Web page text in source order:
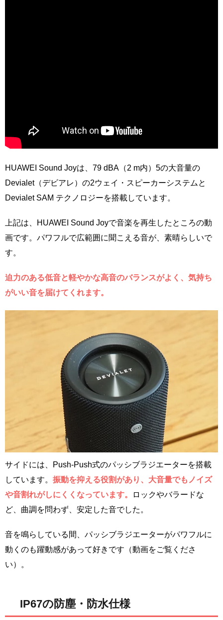
HUAWEI Sound Joyは、79 dBA（2 m内）5の大音量の
Devialet（デビアレ）の2ウェイ・スピーカーシステムと
Devialet SAM テクノロジーを搭載しています。
上記は、HUAWEI Sound Joyで音楽を再生したところの動
画です。パワフルで広範囲に聞こえる音が、素晴らしいで
す。
迫力のある低音と軽やかな高音のバランスがよく、気持ち
がいい音を届けてくれます。
サイドには、Push-Push式のパッシブラジエーターを搭載
しています。 振動を抑える役割があり、大音量でもノイズ
や音割れがしにくくなっています。
ロックやバラードな
ど、曲調を問わず、安定した音でした。
音を鳴らしている間、パッシブラジエーターがパワフルに
動くのも躍動感があって好きです（動画をご覧くださ
い）。
IP67の防塵・防水仕様